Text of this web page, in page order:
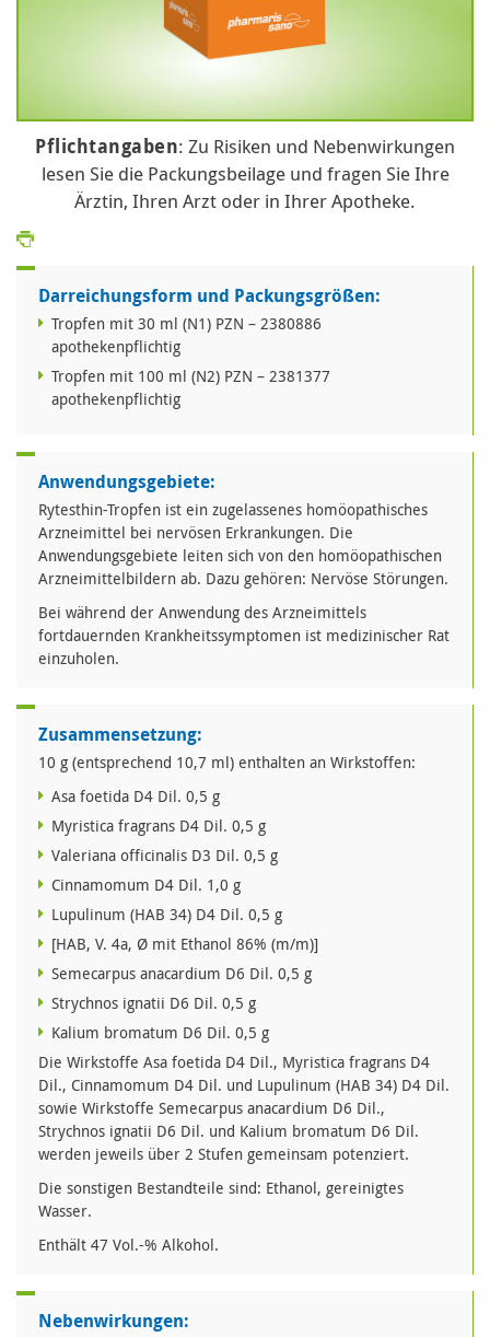
Pflichtangaben: Zu Risiken und Nebenwirkungen
lesen Sie die Packungsbeilage und fragen Sie Ihre
Ärztin, Ihren Arzt oder in Ihrer Apotheke.
Darreichungsform und Packungsgrößen:
Tropfen mit 30 ml (N1) PZN – 2380886
apothekenpflichtig
Tropfen mit 100 ml (N2) PZN – 2381377
apothekenpflichtig
Anwendungsgebiete:
Rytesthin-Tropfen ist ein zugelassenes homöopathisches
Arzneimittel bei nervösen Erkrankungen. Die
Anwendungsgebiete leiten sich von den homöopathischen
Arzneimittelbildern ab. Dazu gehören: Nervöse Störungen.
Bei während der Anwendung des Arzneimittels
fortdauernden Krankheitssymptomen ist medizinischer Rat
einzuholen.
Zusammensetzung:
10 g (entsprechend 10,7 ml) enthalten an Wirkstoffen:
Asa foetida D4 Dil. 0,5 g
Myristica fragrans D4 Dil. 0,5 g
Valeriana officinalis D3 Dil. 0,5 g
Cinnamomum D4 Dil. 1,0 g
Lupulinum (HAB 34) D4 Dil. 0,5 g
[HAB, V. 4a, Ø mit Ethanol 86% (m/m)]
Semecarpus anacardium D6 Dil. 0,5 g
Strychnos ignatii D6 Dil. 0,5 g
Kalium bromatum D6 Dil. 0,5 g
Die Wirkstoffe Asa foetida D4 Dil., Myristica fragrans D4
Dil., Cinnamomum D4 Dil. und Lupulinum (HAB 34) D4 Dil.
sowie Wirkstoffe Semecarpus anacardium D6 Dil.,
Strychnos ignatii D6 Dil. und Kalium bromatum D6 Dil.
werden jeweils über 2 Stufen gemeinsam potenziert.
Die sonstigen Bestandteile sind: Ethanol, gereinigtes
Wasser.
Enthält 47 Vol.-% Alkohol.
Nebenwirkungen: